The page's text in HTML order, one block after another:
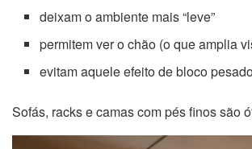
deixam o ambiente mais “leve”
permitem ver o chão (o que amplia
evitam aquele efeito de bloco
Sofás, racks e camas com pés finos são